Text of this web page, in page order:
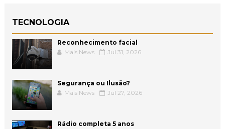
TECNOLOGIA
Reconhecimento facial
Mais News
Jul 31, 2026
Segurança ou Ilusão?
Mais News
Jul 27, 2026
Rádio completa 5 anos